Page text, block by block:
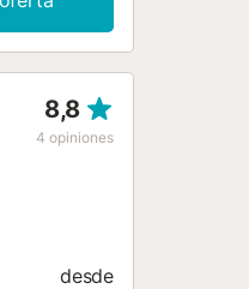
8,8
4 opiniones
desde